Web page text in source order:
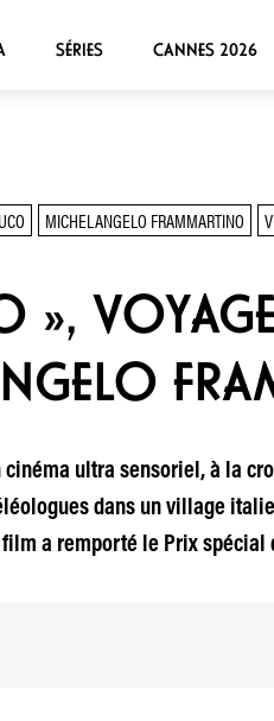
SÉRIES CANNES 2026
MICHELANGELO FRAMMARTINO
»,
cinéma ultra sensoriel, à la
dans un village
a remporté le Prix spécial